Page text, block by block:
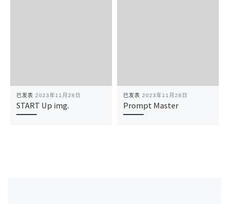
已发表 2023年11月28日
START Up img.
已发表 2023年11月28日
Prompt Master